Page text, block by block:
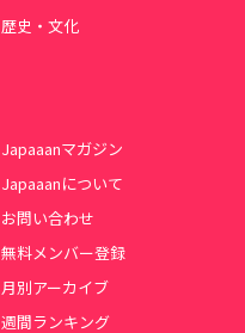
歴史・文化
Japaaanマガジン
Japaaanについて
お問い合わせ
無料メンバー登録
月別アーカイブ
週間ランキング